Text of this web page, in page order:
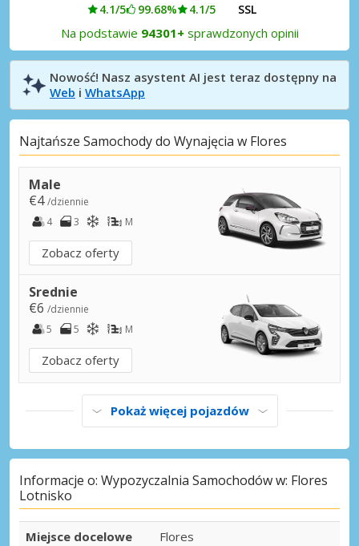
4.1/5 99.68% 4.1/5 SSL
Na podstawie 94301+ sprawdzonych opinii
Nowość! Nasz asystent AI jest teraz dostępny na
Web i WhatsApp
Najtańsze Samochody do Wynajęcia w Flores
Male
€4/dziennie
4
3 M
Zobacz oferty
Srednie
€6 /dziennie
5
5 M
Zobacz oferty
Pokaż więcej pojazdów
Informacje o: Wypozyczalnia Samochodów w: Flores
Lotnisko
Miejsce docelowe
Flores